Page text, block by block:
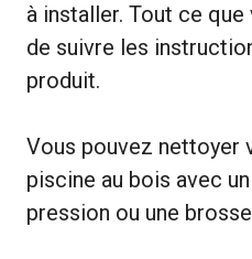
à installer. Tout ce
de suivre les
produit.
Vous pouvez nettoyer
piscine au bois avec
pression ou une